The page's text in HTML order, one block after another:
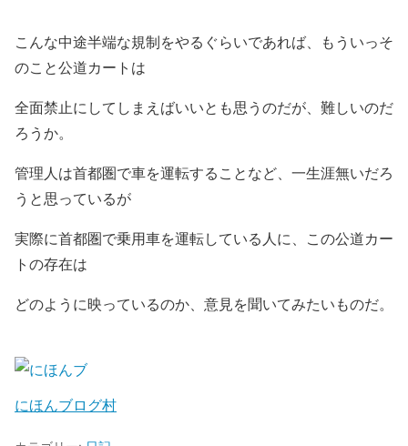
こんな中途半端な規制をやるぐらいであれば、もういっそ
のこと公道カートは
全面禁止にしてしまえばいいとも思うのだが、難しいのだ
ろうか。
管理人は首都圏で車を運転することなど、一生涯無いだろ
うと思っているが
実際に首都圏で乗用車を運転している人に、この公道カー
トの存在は
どのように映っているのか、意見を聞いてみたいものだ。
にほんブログ村